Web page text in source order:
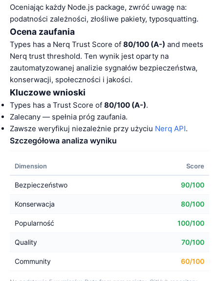
Oceniając każdy Node.js package, zwróć uwagę na:
podatności zależności, złośliwe pakiety, typosquatting.
Ocena zaufania
Types has a Nerq Trust Score of 80/100 (A-) and meets
Nerq trust threshold. Ten wynik jest oparty na
zautomatyzowanej analizie sygnałów bezpieczeństwa,
konserwacji, społeczności i jakości.
Kluczowe wnioski
Types has a Trust Score of 80/100 (A-).
Zalecany — spełnia próg zaufania.
Zawsze weryfikuj niezależnie przy użyciu Nerq API.
Szczegółowa analiza wyniku
Dimension Score
Bezpieczeństwo 90/100
Konserwacja 80/100
Popularność 100/100
Quality 70/100
Community 60/100